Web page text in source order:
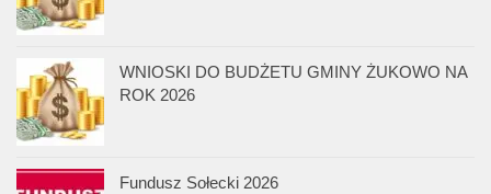
WNIOSKI DO BUDŻETU GMINY ŻUKOWO NA
ROK 2026
Fundusz Sołecki 2026